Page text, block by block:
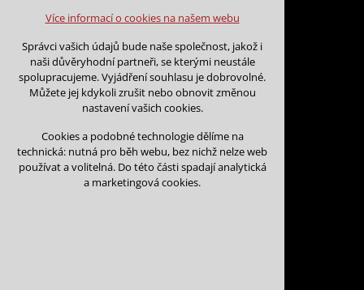
Na tento den nejsou podány
Na tento den nelze podávat
analytická pro anonymizované vyhodnocení
návštěvnosti
marketingová cookies (Google)
Více informací o cookies na našem webu
Odmítnout vše
Více informací o cookies na našem webu
Správci vašich údajů bude naše společnost, jakož i
naši důvěryhodní partneři, se kterými neustále
spolupracujeme. Vyjádření souhlasu je dobrovolné.
Můžete jej kdykoli zrušit nebo obnovit změnou
nastavení vašich cookies.
Cookies a podobné technologie dělíme na
technická: nutná pro běh webu, bez nichž nelze web
používat a volitelná. Do této části spadají analytická
a marketingová cookies.